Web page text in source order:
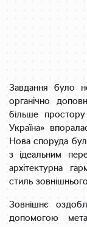
Завдання було
органічно
більше
Україна»
Нова споруда
з ідеальним
архітектурна
стиль
Зовнішнє
допомогою